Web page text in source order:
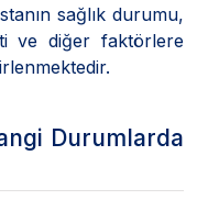
sağlık durumu,
ve diğer faktörlere
Durumlarda